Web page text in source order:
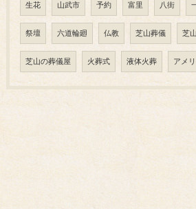
生花 山武市 予約 富里 八街
祭壇 六道輪廻 仏教 芝山葬儀 芝
芝山の葬儀屋 火葬式 液体火葬 アメ